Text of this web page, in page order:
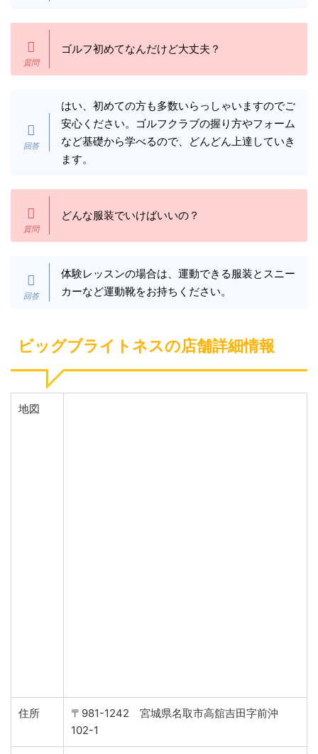
ゴルフ初めてなんだけど大丈夫？
はい、初めての方も多数いらっしゃいますのでご
安心ください。ゴルフクラブの握り方やフォーム
など基礎から学べるので、どんどん上達していき
ます。
どんな服装でいけばいいの？
体験レッスンの場合は、運動できる服装とスニー
カーなど運動靴をお持ちください。
ビッグブライトネスの店舗詳細情報
地図
住所
〒981-1242 宮城県名取市高舘吉田字前沖
102-1